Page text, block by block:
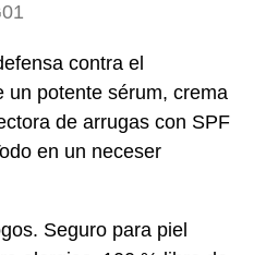
contra el
un potente sérum, crema
de arrugas con SPF
en un neceser
Seguro para piel